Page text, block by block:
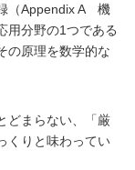
（Appendix A 機
用分野の1つである
の原理を数学的な
どまらない、「厳
くりと味わってい